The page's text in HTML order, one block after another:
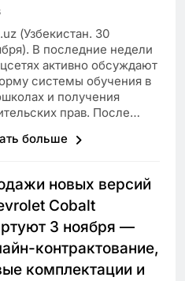
(Узбекистан. 30
В последние недели
активно обсуждают
системы обучения в
и получения
прав. После…
больше
новых версий
Cobalt
3 ноября —
контрактование,
комплектации и